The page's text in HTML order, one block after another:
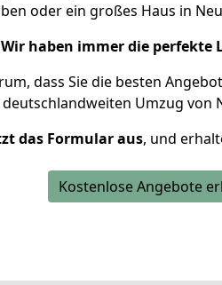
oder ein großes Haus in
Wir haben immer die perfekte
dass Sie die besten
Umzug von
das Formular aus, und
Kostenlose Angebote